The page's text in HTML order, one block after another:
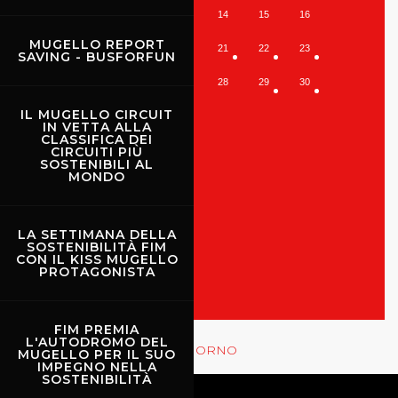
MUGELLO REPORT
SAVING - BUSFORFUN
IL MUGELLO CIRCUIT
IN VETTA ALLA
CLASSIFICA DEI
CIRCUITI PIÙ
SOSTENIBILI AL
MONDO
LA SETTIMANA DELLA
SOSTENIBILITÀ FIM
CON IL KISS MUGELLO
PROTAGONISTA
FIM PREMIA
L'AUTODROMO DEL
MUGELLO PER IL SUO
IMPEGNO NELLA
SOSTENIBILITÀ
14 15 16
17 18 19 21 22 23
28 29 30
31
MOSTRA LE GARE
Rossocorsa
MOSTRA GLI EVENTI DEL GIORNO